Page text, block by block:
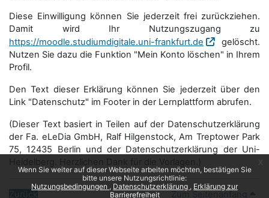
Wenn Sie weiter auf dieser Webseite arbeiten möchten, bestätigen Sie
bitte unsere Nutzungsrichtlinie:
Nutzungsbedingungen
Datenschutzerklärung
Erklärung zur
Barrierefreiheit
Diese Einwilligung können Sie jederzeit frei zurückziehen.
Damit wird Ihr Nutzungszugang zu
https://moodle.studiumdigitale.uni-frankfurt.de
gelöscht.
Nutzen Sie dazu die Funktion "Mein Konto löschen" in Ihrem
Profil.
Den Text dieser Erklärung können Sie jederzeit über den
Link "Datenschutz" im Footer in der Lernplattform abrufen.
(Dieser Text basiert in Teilen auf der Datenschutzerklärung
der Fa. eLeDia GmbH, Ralf Hilgenstock, Am Treptower Park
75, 12435 Berlin und der Datenschutzerklärung der Uni-
Zurück Zum Seitenanfang